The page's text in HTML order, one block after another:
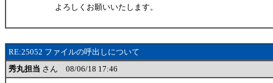
よろしくお願いいたします。
RE:25052 ファイルの呼出しについて
秀丸担当 さん 08/06/18 17:46